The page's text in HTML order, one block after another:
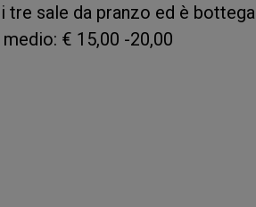
sale da pranzo ed è bottega
€ 15,00 -20,00